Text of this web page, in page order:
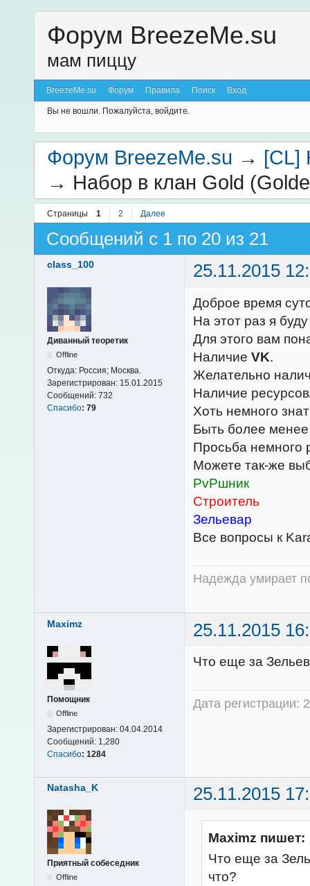
Форум BreezeMe.su
мам пиццу
BreezeMe.su Форум Правила Поиск Вход
Вы не вошли. Пожалуйста, войдите.
Форум BreezeMe.su → [CL]
→ Набор в клан Gold
Страницы 1 2 Далее
Сообщений с 1 по 20 из 21
class_100 25.11.2015
Диванный теоретик
Offline
Откуда: Россия; Москва.
Зарегистрирован: 15.01.2015
Сообщений: 732
Спасибо: 79
Доброе время
На этот раз я
Для этого вам
Наличие VK.
Желательно
Наличие
Хоть немного
Быть более
Просьба немного
Можете так-же
PvPшник
Строитель
Зельевар
Все вопросы к
Надежда умирает
Maximz 25.11.2015
Помощник
Offline
Зарегистрирован: 04.04.2014
Сообщений: 1,280
Спасибо: 1284
Что еще за
Дата регистрации:
Natasha_K 25.11.2015
Приятный собеседник
Offline
Maximz пишет:
Что еще за
что?